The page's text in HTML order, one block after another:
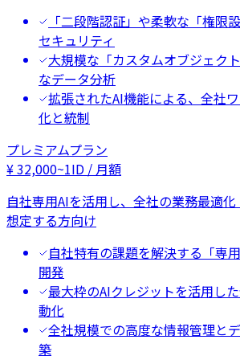
「二段階認証」や柔軟な「権限
セキュリティ
大規模な「カスタムオブジェク
なデータ分析
拡張されたAI機能による、全社
化と統制
プレミアムプラン
¥32,000~1ID / 月額
自社専用AIを活用し、全社の業務最適
想定する方向け
自社特有の課題を解決する「専
開発
最大枠のAIクレジットを活用し
動化
全社規模での高度な情報管理と
築